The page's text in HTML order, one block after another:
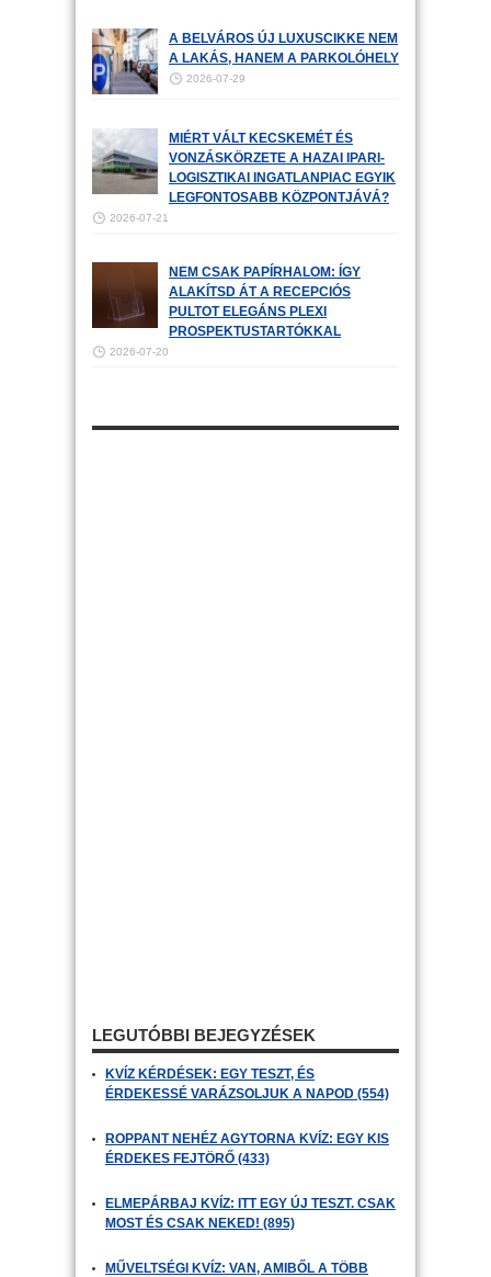
A BELVÁROS ÚJ LUXUSCIKKE NEM
A LAKÁS, HANEM A PARKOLÓHELY
2026-07-29
MIÉRT VÁLT KECSKEMÉT ÉS
VONZÁSKÖRZETE A HAZAI IPARI-
LOGISZTIKAI INGATLANPIAC EGYIK
LEGFONTOSABB KÖZPONTJÁVÁ?
2026-07-21
NEM CSAK PAPÍRHALOM: ÍGY
ALAKÍTSD ÁT A RECEPCIÓS
PULTOT ELEGÁNS PLEXI
PROSPEKTUSTARTÓKKAL
2026-07-20
LEGUTÓBBI BEJEGYZÉSEK
KVÍZ KÉRDÉSEK: EGY TESZT, ÉS
ÉRDEKESSÉ VARÁZSOLJUK A NAPOD (554)
ROPPANT NEHÉZ AGYTORNA KVÍZ: EGY KIS
ÉRDEKES FEJTÖRŐ (433)
ELMEPÁRBAJ KVÍZ: ITT EGY ÚJ TESZT. CSAK
MOST ÉS CSAK NEKED! (895)
MŰVELTSÉGI KVÍZ: VAN, AMIBŐL A TÖBB